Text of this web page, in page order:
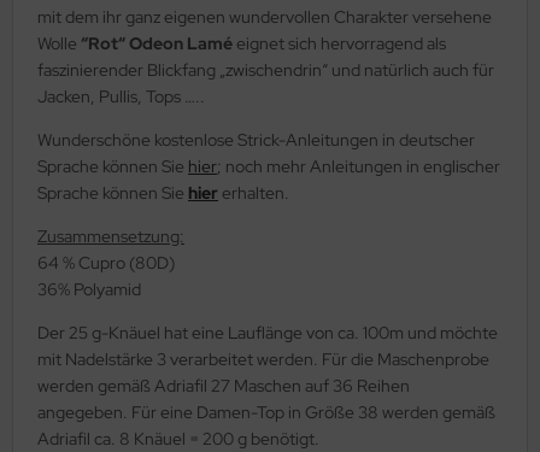
mit dem ihr ganz eigenen wundervollen Charakter versehene
Wolle “Rot“ Odeon Lamé eignet sich hervorragend als
faszinierender Blickfang „zwischendrin“ und natürlich auch für
Jacken, Pullis, Tops …..
Wunderschöne kostenlose Strick-Anleitungen in deutscher
Sprache können Sie hier; noch mehr Anleitungen in englischer
Sprache können Sie hier erhalten.
Zusammensetzung:
64 % Cupro (80D)
36% Polyamid
Der 25 g-Knäuel hat eine Lauflänge von ca. 100m und möchte
mit Nadelstärke 3 verarbeitet werden. Für die Maschenprobe
werden gemäß Adriafil 27 Maschen auf 36 Reihen
angegeben. Für eine Damen-Top in Größe 38 werden gemäß
Adriafil ca. 8 Knäuel = 200 g benötigt.